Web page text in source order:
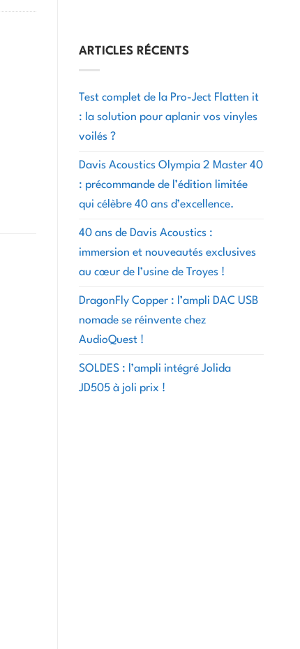
ARTICLES RÉCENTS
Test complet de la Pro-Ject Flatten it
: la solution pour aplanir vos vinyles
voilés ?
Davis Acoustics Olympia 2 Master 40
: précommande de l’édition limitée
qui célèbre 40 ans d’excellence.
40 ans de Davis Acoustics :
immersion et nouveautés exclusives
au cœur de l’usine de Troyes !
DragonFly Copper : l’ampli DAC USB
nomade se réinvente chez
AudioQuest !
SOLDES : l’ampli intégré Jolida
JD505 à joli prix !